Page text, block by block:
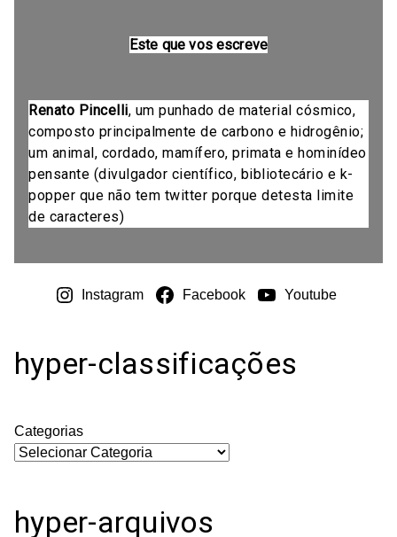
Este que vos escreve
Renato Pincelli, um punhado de material cósmico,
composto principalmente de carbono e hidrogênio;
um animal, cordado, mamífero, primata e hominídeo
pensante (divulgador científico, bibliotecário e k-
popper que não tem twitter porque detesta limite
de caracteres)
Instagram Facebook Youtube
hyper-classificações
Categorias
hyper-arquivos